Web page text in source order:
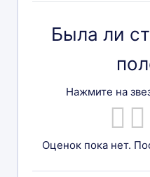
Была ли
Нажмите на
Оценок пока нет.